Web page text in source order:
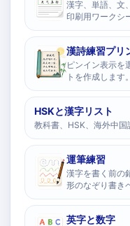
漢字、単語、文
印刷用ワークシ
漢詩練習プリ
ピンイン表示を
トを作成します。
HSKと漢字リスト
教科書、HSK、海外中国
運筆練習
漢字を書く前の
形のなぞり書き
英字と数字